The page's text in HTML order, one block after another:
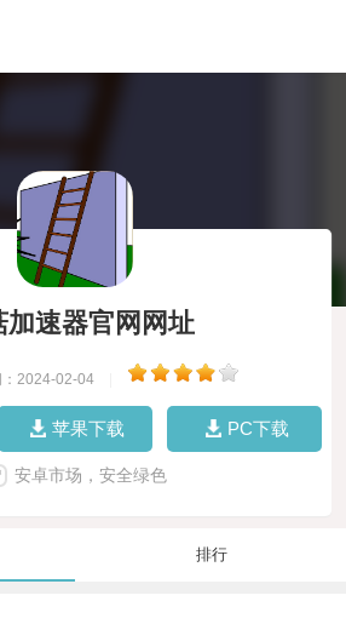
加速器官网网址
：2024-02-04
苹果下载 PC下载
安卓市场，安全绿色
排行